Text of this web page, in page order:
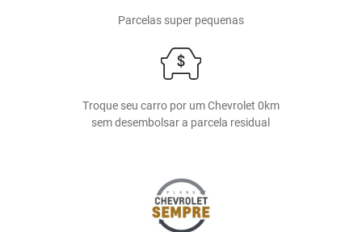
Parcelas super pequenas
Troque seu carro por um Chevrolet 0km
sem desembolsar a parcela residual